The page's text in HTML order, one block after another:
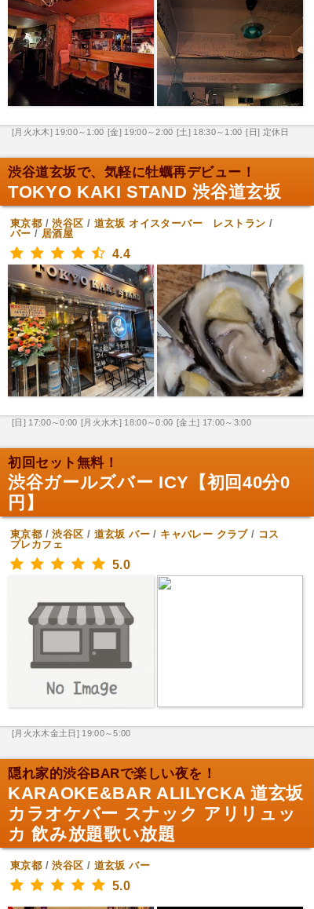
[月火水木] 19:00～1:00 [金] 19:00～2:00 [土] 18:30～1:00 [日] 定休日
渋谷道玄坂で、気軽に牡蠣再デビュー！
TOKYO KAKI STAND 渋谷道玄坂
東京都 /渋谷区 / 道玄坂 オイスターバー レストラン /
バー / 居酒屋
4.4
[日] 17:00～0:00 [月火水木] 18:00～0:00 [金土] 17:00～3:00
初回セット無料！
渋谷ガールズバー ICY【初回40分0
円】
東京都 /渋谷区 / 道玄坂 バー / キャバレー クラブ/ コス
プレカフェ
5.0
[月火水木金土日] 19:00～5:00
隠れ家的渋谷BARで楽しい夜を！
KARAOKE&BAR ALILYCKA 道玄坂
カラオケバー スナック アリリュッ
カ 飲み放題歌い放題
東京都 /渋谷区 / 道玄坂 バー
5.0